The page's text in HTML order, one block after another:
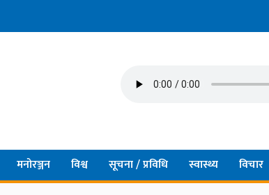
मनोरञ्जन विश्व सूचना / प्रविधि स्वास्थ्य विचार